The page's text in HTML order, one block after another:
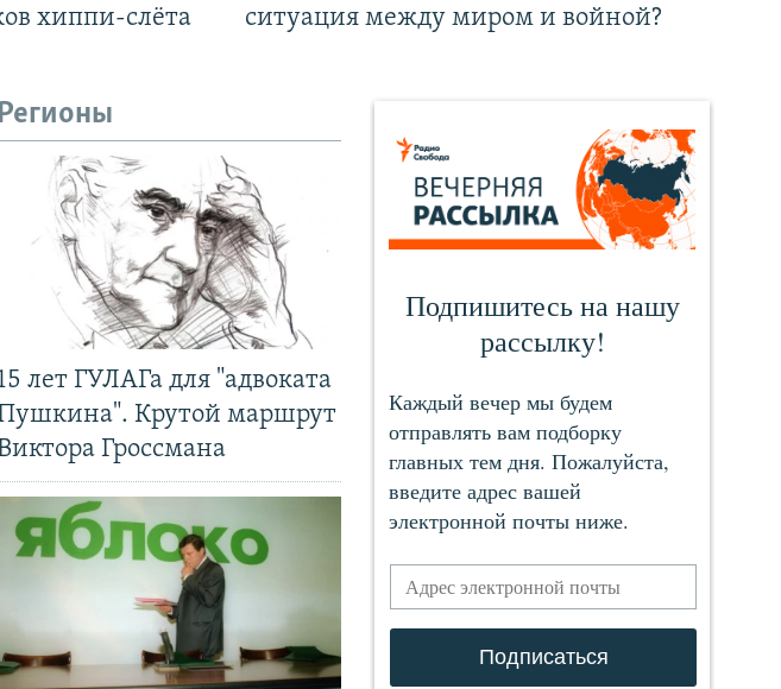
хиппи-слёта
ситуация между миром и войной?
Регионы
лет ГУЛАГа для "адвоката
Крутой маршрут
Гроссмана